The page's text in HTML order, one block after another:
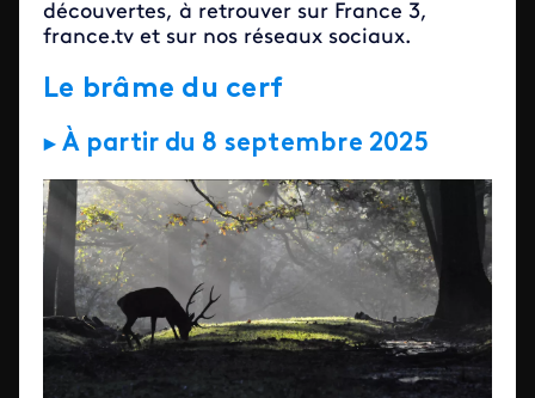
découvertes, à retrouver sur France 3,
france.tv et sur nos réseaux sociaux.
Le brâme du cerf
► Àpartir du 8 septembre 2025